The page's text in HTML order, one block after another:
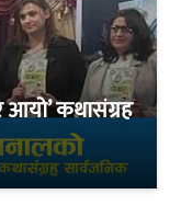
आयो’ कथासंग्रह